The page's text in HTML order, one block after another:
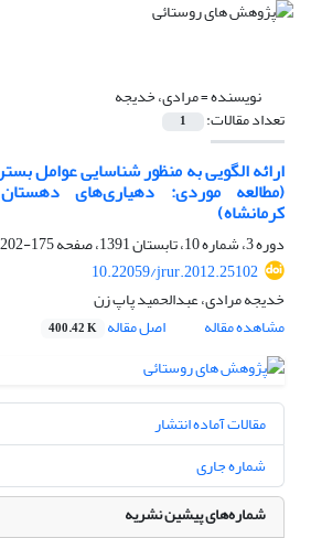
نویسنده =مرادی، خدیجه
تعداد مقالات: 1
ارائه الگویی به منظور شناسایی عوامل
(مطالعه موردی: دهیاری‌های
کرمانشاه)
دوره 3، شماره 10، تابستان 1391، صفحه
175-202
10.22059/jrur.2012.25102
خدیجه مرادی، عبدالحمید پاپ زن
مشاهده مقاله
اصل مقاله 400.42 K
مقالات آماده انتشار
شماره جاری
شماره‌های پیشین نشریه